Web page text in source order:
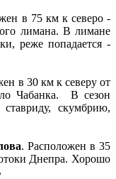
в 75 км к северо -
лимана. В лимане
реже попадается -
в 30 км к северу от
Чабанка. В сезон
скумбрию,
. Расположен в 35
Днепра. Хорошо